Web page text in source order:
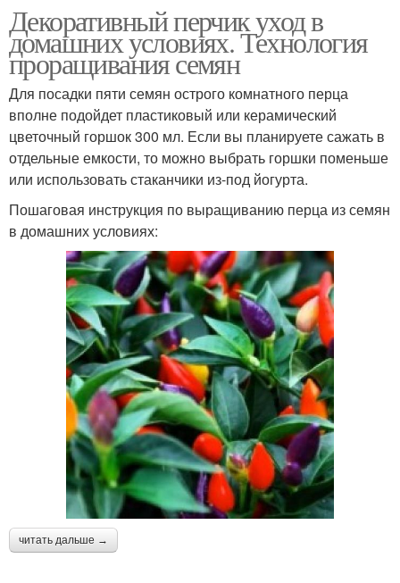
Декоративный перчик уход в
домашних условиях. Технология
проращивания семян
Для посадки пяти семян острого комнатного перца
вполне подойдет пластиковый или керамический
цветочный горшок 300 мл. Если вы планируете сажать в
отдельные емкости, то можно выбрать горшки поменьше
или использовать стаканчики из-под йогурта.
Пошаговая инструкция по выращиванию перца из семян
в домашних условиях:
читать дальше →